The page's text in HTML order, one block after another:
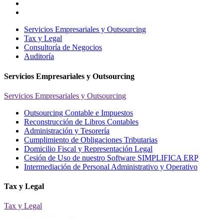
Servicios Empresariales y Outsourcing
Tax y Legal
Consultoría de Negocios
Auditoría
Servicios Empresariales y Outsourcing
Servicios Empresariales y Outsourcing
Outsourcing Contable e Impuestos
Reconstrucción de Libros Contables
Administración y Tesorería
Cumplimiento de Obligaciones Tributarias
Domicilio Fiscal y Representación Legal
Cesión de Uso de nuestro Software SIMPLIFICA ERP
Intermediación de Personal Administrativo y Operativo
Tax y Legal
Tax y Legal